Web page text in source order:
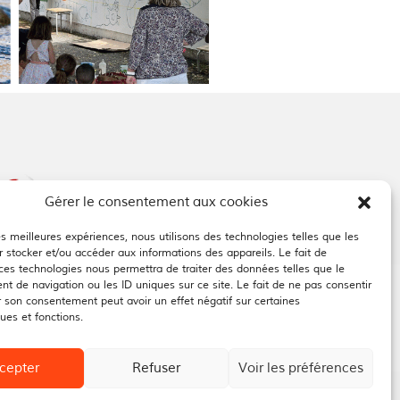
Gérer le consentement aux cookies
meilleures expériences, nous utilisons des technologies telles que les
stocker et/ou accéder aux informations des appareils. Le fait de
technologies nous permettra de traiter des données telles que le
de navigation ou les ID uniques sur ce site. Le fait de ne pas consentir
son consentement peut avoir un effet négatif sur certaines
et fonctions.
Refuser Voir les préférences